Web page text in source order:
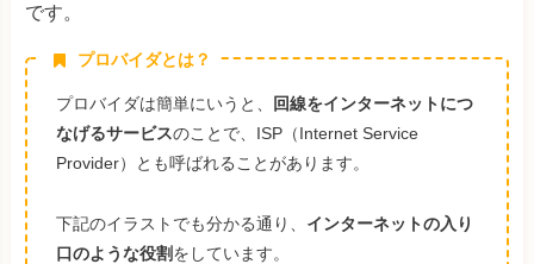
です。
プロバイダとは？
プロバイダは簡単にいうと、
回線をインターネットにつ
なげるサービスのことで、ISP（Internet Service
Provider）とも呼ばれることがあります。
下記のイラストでも分かる通り、 インターネットの入り
口のような役割をしています。